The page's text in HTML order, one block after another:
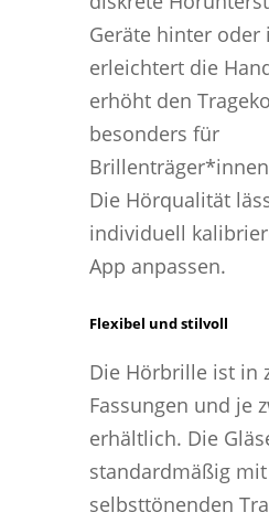
Geräte hinter oder
erleichtert die
erhöht den
besonders für
Die Hörqualität
individuell
App anpassen.
Flexibel und stilvoll
Die Hörbrille ist in
Fassungen und je
erhältlich. Die
standardmäßig mit
selbsttönenden